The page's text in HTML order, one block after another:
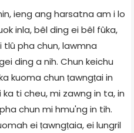
ieng ang harsatna am i lo
inla, bêl ding ei bêl fûka,
tlû pha chun, lawmna
ding a nih. Chun keichu
kuoma chun ṭawngṭai in
ti cheu, mi zawng in ta, in
chun mi hmu'ng in tih.
ei ṭawngṭaia, ei lungril